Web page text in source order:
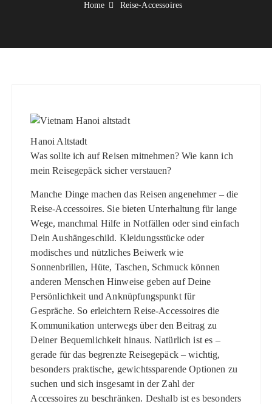
Home Reise-Accessoires
Hanoi Altstadt
Was sollte ich auf Reisen mitnehmen? Wie kann ich
mein Reisegepäck sicher verstauen?
Manche Dinge machen das Reisen angenehmer – die
Reise-Accessoires. Sie bieten Unterhaltung für lange
Wege, manchmal Hilfe in Notfällen oder sind einfach
Dein Aushängeschild. Kleidungsstücke oder
modisches und nützliches Beiwerk wie
Sonnenbrillen, Hüte, Taschen, Schmuck können
anderen Menschen Hinweise geben auf Deine
Persönlichkeit und Anknüpfungspunkt für
Gespräche. So erleichtern Reise-Accessoires die
Kommunikation unterwegs über den Beitrag zu
Deiner Bequemlichkeit hinaus. Natürlich ist es –
gerade für das begrenzte Reisegepäck – wichtig,
besonders praktische, gewichtssparende Optionen zu
suchen und sich insgesamt in der Zahl der
Accessoires zu beschränken. Deshalb ist es besonders